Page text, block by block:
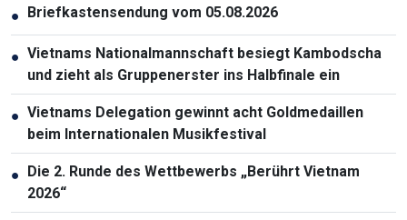
● Briefkastensendung vom 05.08.2026
● Vietnams Nationalmannschaft besiegt Kambodscha
und zieht als Gruppenerster ins Halbfinale ein
● Vietnams Delegation gewinnt acht Goldmedaillen
beim Internationalen Musikfestival
● Die 2. Runde des Wettbewerbs „Berührt Vietnam
2026“